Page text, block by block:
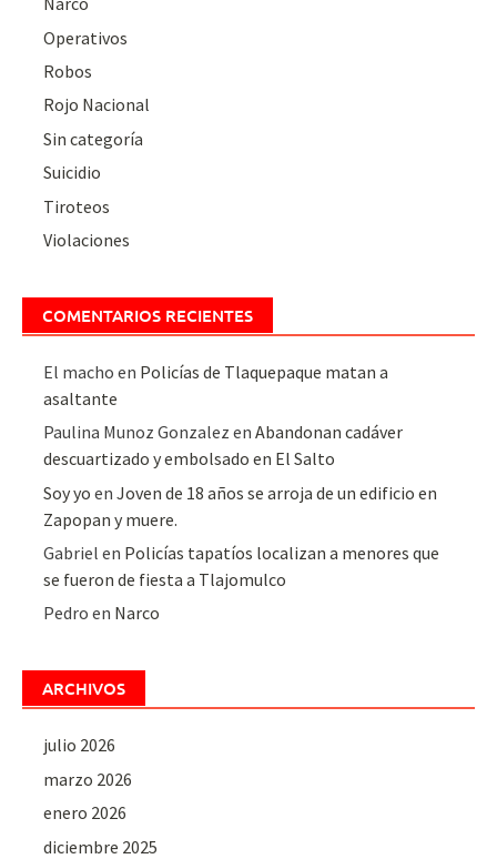
Operativos
Robos
Rojo Nacional
Sin categoría
Suicidio
Tiroteos
Violaciones
COMENTARIOS RECIENTES
El macho en Policías de Tlaquepaque matan a
asaltante
Paulina Munoz Gonzalez enAbandonan cadáver
descuartizado y embolsado en El Salto
Soy yo enJoven de 18 años se arroja de un edificio en
Zapopan y muere.
Gabriel en Policías tapatíos localizan a menores que
se fueron de fiesta a Tlajomulco
Pedro en Narco
ARCHIVOS
julio 2026
marzo 2026
enero 2026
diciembre 2025